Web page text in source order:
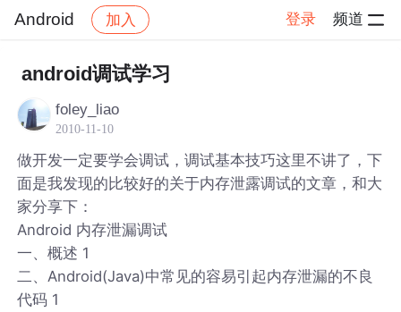
Android 加入 登录 频道
Android 帖子详情
android调试学习
foley_liao
2010-11-10
做开发一定要学会调试，调试基本技巧这里不讲了，下
面是我发现的比较好的关于内存泄露调试的文章，和大
家分享下：
Android 内存泄漏调试
一、概述 1
二、Android(Java)中常见的容易引起内存泄漏的不良
代码 1